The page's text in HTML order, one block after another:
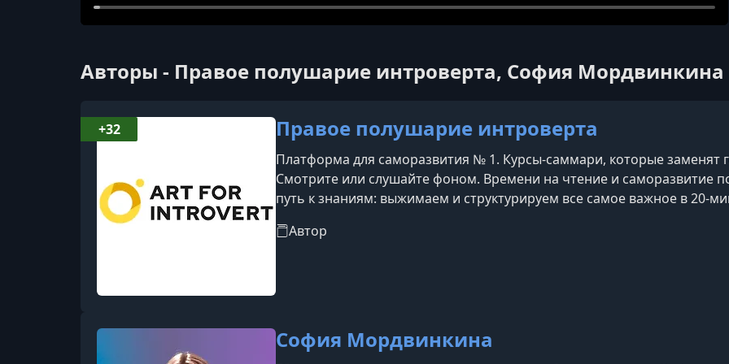
Авторы - Правое полушарие интроверта, София Мордвинкина
Правое полушарие интроверта
Платформа для саморазвития № 1. Курсы-саммари, которые заменят
Смотрите или слушайте фоном. Времени на чтение и саморазвитие
путь к знаниям: выжимаем и структурируем все самое важное в 20-
Автор
+32
София Мордвинкина